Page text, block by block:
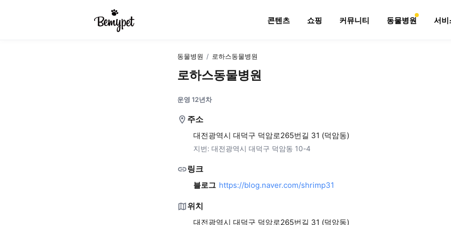
콘텐츠 쇼핑 커뮤니티 동물병원 서비
동물병원 / 로하스동물병원
로하스동물병원
운영 12년차
주소
대전광역시 대덕구 덕암로265번길 31 (덕암동)
지번: 대전광역시 대덕구 덕암동 10-4
링크
블로그 https://blog.naver.com/shrimp31
위치
대전광역시 대덕구 덕암로265번길 31 (덕암동)